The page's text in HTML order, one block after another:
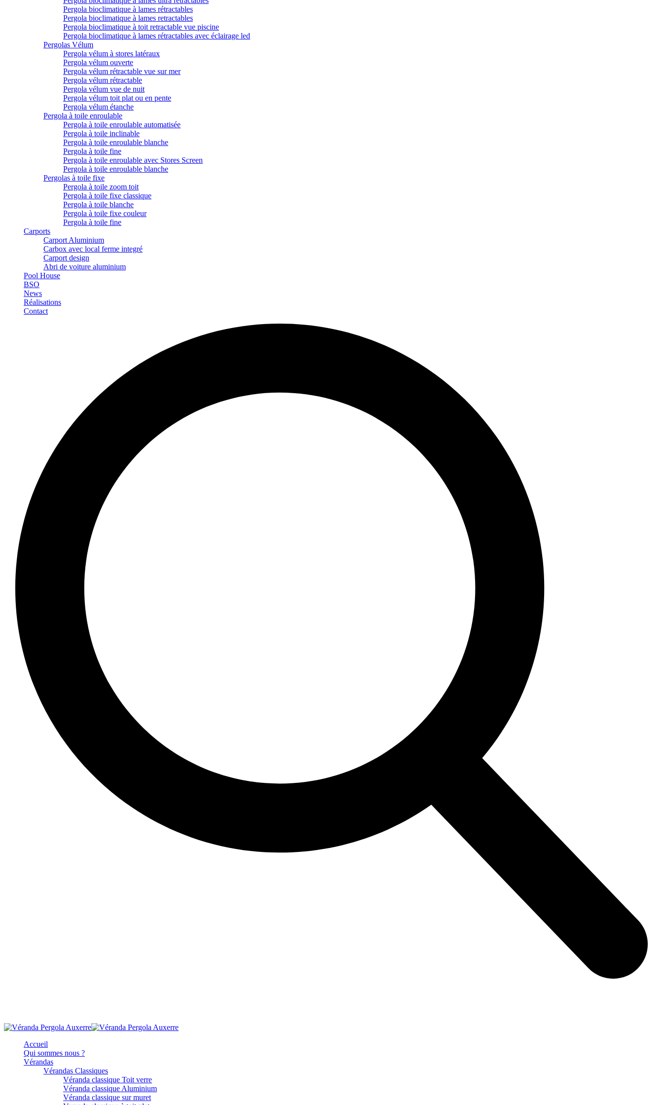
Pergola bioclimatique à lames rétractables
Pergola bioclimatique à lames retractables
Pergola bioclimatique à toit retractable vue piscine
Pergola bioclimatique à lames rétractables avec éclairage led
Pergolas Vélum
Pergola vélum à stores latéraux
Pergola vélum ouverte
Pergola vélum rétractable vue sur mer
Pergola vélum rétractable
Pergola vélum vue de nuit
Pergola vélum toit plat ou en pente
Pergola vélum étanche
Pergola à toile enroulable
Pergola à toile enroulable automatisée
Pergola à toile inclinable
Pergola à toile enroulable blanche
Pergola à toile fine
Pergola à toile enroulable avec Stores Screen
Pergola à toile enroulable blanche
Pergolas à toile fixe
Pergola à toile zoom toit
Pergola à toile fixe classique
Pergola à toile blanche
Pergola à toile fixe couleur
Pergola à toile fine
Carports
Carport Aluminium
Carbox avec local ferme integré
Carport design
Abri de voiture aluminium
Pool House
BSO
News
Réalisations
Contact
Accueil
Qui sommes nous ?
Vérandas
Vérandas Classiques
Véranda classique Toit verre
Véranda classique Aluminium
Véranda classique sur muret